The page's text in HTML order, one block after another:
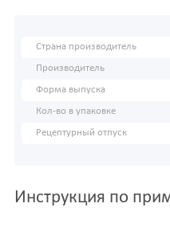
Страна производитель
Производитель
Форма выпуска
Кол-во в упаковке
Рецептурный отпуск
Инструкция по